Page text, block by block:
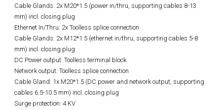
Cable Glands: 2x M20*1.5 (power in/thru, supporting cables 8-13
mm) incl. closing plug
Ethernet In/Thru: 2x Toolless splice connection
Cable Glands: 2x M12*1.5 (ethernet in/thru, supporting cables 5-8
mm) incl. closing plug
DC Power output: Toolless terminal block
Network output: Toolless splice connection
Cable Gland: 1x M20*1.5 (DC power and network output, supporting
cables 6.5-10.5 mm) incl. closing plug
Surge protection: 4 KV